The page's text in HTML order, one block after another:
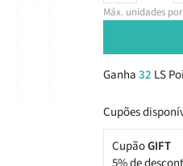
Máx. unidades
Ganha32 LS
Cupões
CupãoGIFT